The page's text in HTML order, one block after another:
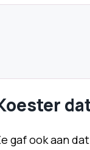
gaf ook aan